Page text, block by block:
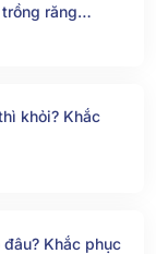
răng
khỏi? Khắc
Khắc phục